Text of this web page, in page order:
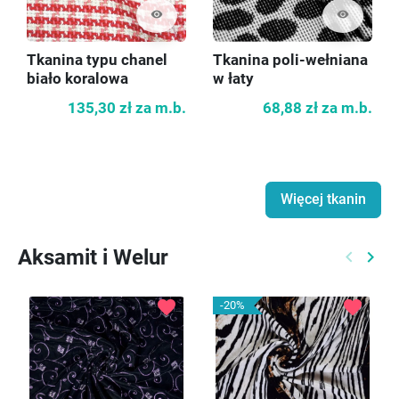
visibility
Tkanina typu chanel
biało koralowa
135,30 zł za m.b.
visibility
Tkanina poli-wełniana
w łaty
68,88 zł za m.b.
Więcej tkanin
Aksamit i Welur keyboard_arrow_left keyboard_arrow_right
favorite -20% favorite